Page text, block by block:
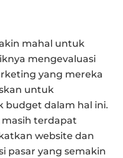
mahal untuk
mengevaluasi
yang mereka
untuk
budget dalam hal ini.
terdapat
website dan
pasar yang semakin